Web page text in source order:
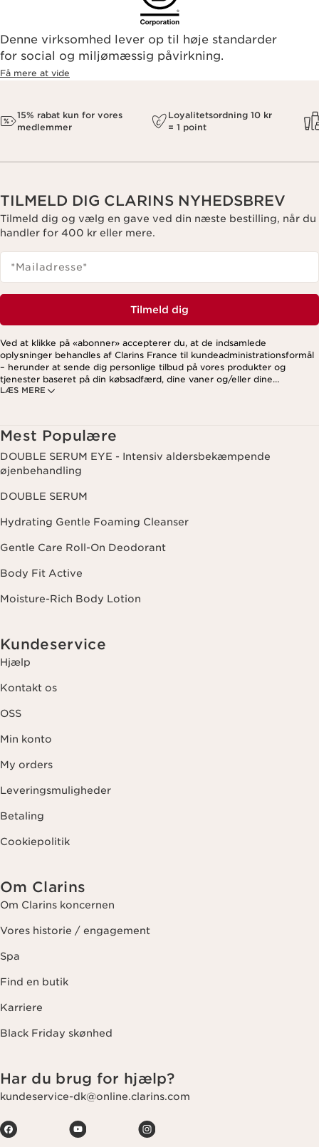
Denne virksomhed lever op til høje standarder
for social og miljømæssig påvirkning.
Få mere at vide
15% rabat kun for vores
medlemmer
Loyalitetsordning 10 kr
= 1 point
TILMELD DIG CLARINS NYHEDSBREV
Tilmeld dig og vælg en gave ved din næste bestilling, når du
handler for 400 kr eller mere.
*Mailadresse*
Tilmeld dig
LÆS MERE
Ved at klikke på «abonner» accepterer du, at de indsamlede
oplysninger behandles af Clarins France til kundeadministrationsformål
– herunder at sende dig personlige tilbud på vores produkter og
tjenester baseret på din købsadfærd, dine vaner og/eller dine
interesser. Dette kan også omfatte visning på sociale medier og
nyhedsbrev. For mere information om, hvordan vi håndterer dine data
og dine rettigheder, se venligst vores
Mest Populære
DOUBLE SERUM EYE - Intensiv aldersbekæmpende
øjenbehandling
DOUBLE SERUM
Hydrating Gentle Foaming Cleanser
Gentle Care Roll-On Deodorant
Body Fit Active
Moisture-Rich Body Lotion
Kundeservice
Hjælp
Kontakt os
OSS
Min konto
My orders
Leveringsmuligheder
Betaling
Cookiepolitik
Om Clarins
Om Clarins koncernen
Vores historie / engagement
Spa
Find en butik
Karriere
Black Friday skønhed
Har du brug for hjælp?
kundeservice-dk@online.clarins.com